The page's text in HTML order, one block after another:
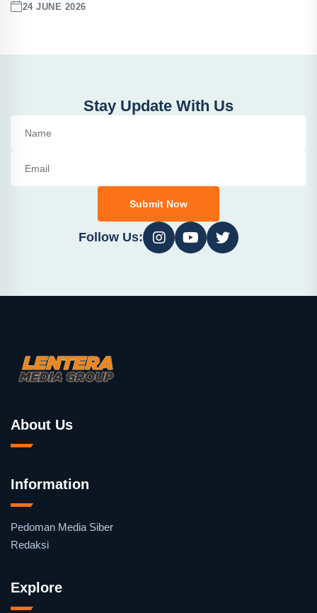
24 JUNE 2026
Stay Update With Us
Submit Now
Follow Us:
About Us
Information
Pedoman Media Siber
Redaksi
Explore